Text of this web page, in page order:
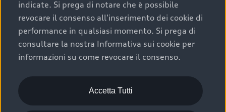
indicate. Si prega di notare che è possibile
revocare il consenso all'inserimento dei cookie di
performance in qualsiasi momento. Si prega di
consultare la nostra Informativa sui cookie per
informazioni su come revocare il consenso.
Accetta Tutti